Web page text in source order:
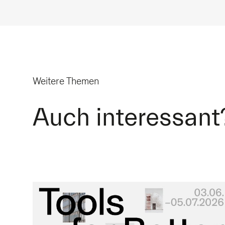
Weitere Themen
Auch